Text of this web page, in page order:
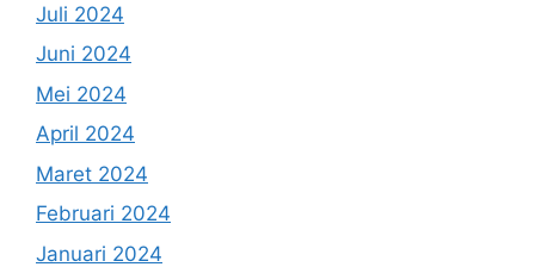
Juli 2024
Juni 2024
Mei 2024
April 2024
Maret 2024
Februari 2024
Januari 2024